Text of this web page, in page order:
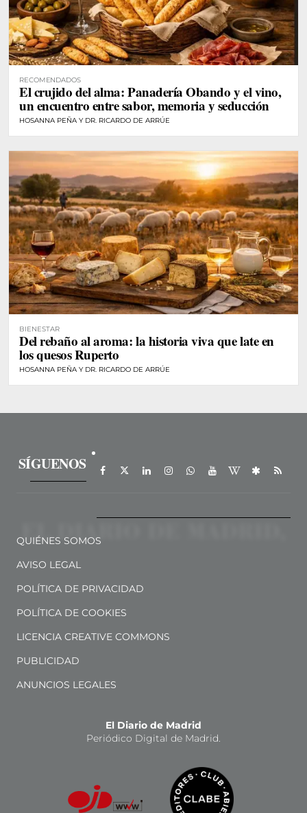
RECOMENDADOS
El crujido del alma: Panadería Obando y el vino,
un encuentro entre sabor, memoria y seducción
HOSANNA PEÑA Y DR. RICARDO DE ARRÚE
BIENESTAR
Del rebaño al aroma: la historia viva que late en
los quesos Ruperto
HOSANNA PEÑA Y DR. RICARDO DE ARRÚE
SÍGUENOS
QUIÉNES SOMOS
AVISO LEGAL
POLÍTICA DE PRIVACIDAD
POLÍTICA DE COOKIES
LICENCIA CREATIVE COMMONS
PUBLICIDAD
ANUNCIOS LEGALES
El Diario de Madrid
Periódico Digital de Madrid.